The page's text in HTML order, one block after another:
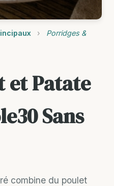
›
Porridges &
et Patate
Sans
combine du poulet